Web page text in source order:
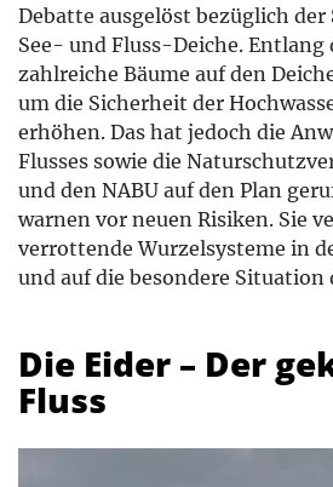
Debatte ausgelöst bezüglich
See- und Fluss-Deiche. Entlang
zahlreiche Bäume auf den
um die Sicherheit der
erhöhen. Das hat jedoch die
Flusses sowie die
und den NABU auf den Plan
warnen vor neuen Risiken. Sie
verrottende Wurzelsysteme in
und auf die besondere
Die Eider – Der
Fluss